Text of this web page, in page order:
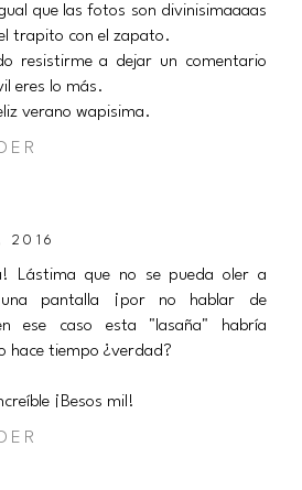
que las fotos son divinisimaaaas
trapito con el zapato.
resistirme a dejar un comentario
eres lo más.
verano wapisima.
2016
Lástima que no se pueda oler a
pantalla ¡por no hablar de
ese caso esta "lasaña" habría
hace tiempo ¿verdad?
¡Besos mil!